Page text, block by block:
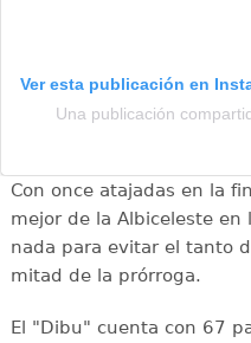
Ver esta publicación en
Una publicación
Con once atajadas en la
mejor de la Albiceleste
nada para evitar el tanto
mitad de la prórroga.
El "Dibu" cuenta con 67